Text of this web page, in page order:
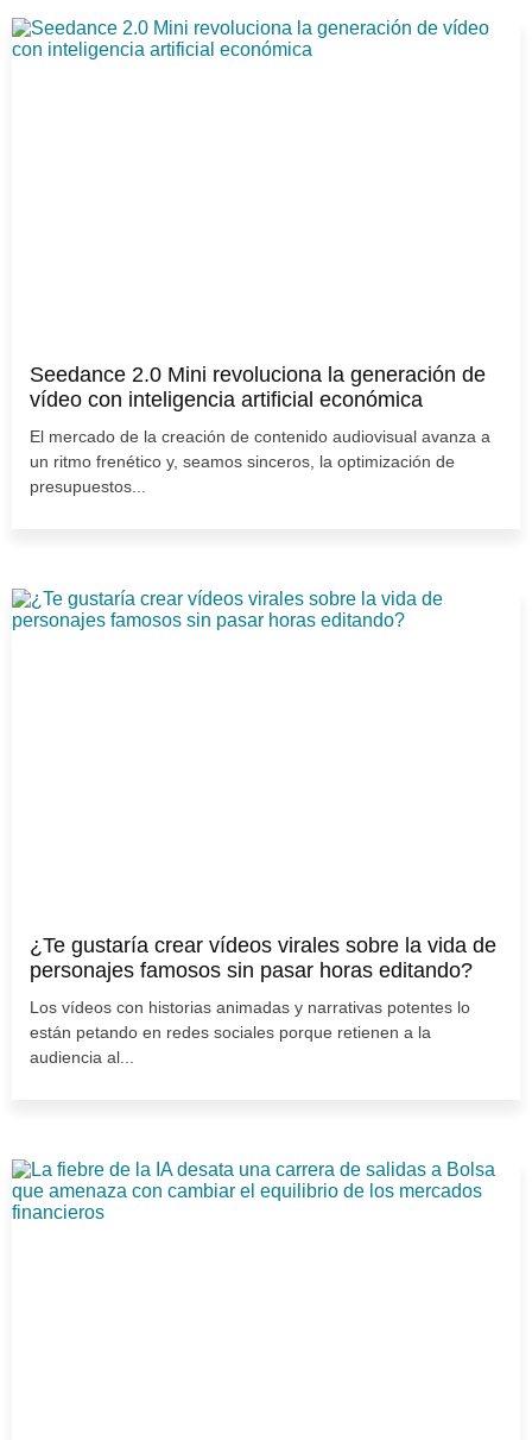
Seedance 2.0 Mini revoluciona la generación de
vídeo con inteligencia artificial económica
El mercado de la creación de contenido audiovisual avanza a
un ritmo frenético y, seamos sinceros, la optimización de
presupuestos...
¿Te gustaría crear vídeos virales sobre la vida de
personajes famosos sin pasar horas editando?
Los vídeos con historias animadas y narrativas potentes lo
están petando en redes sociales porque retienen a la
audiencia al...